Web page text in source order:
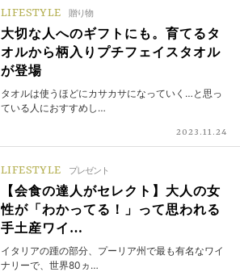
LIFESTYLE 贈り物
大切な人へのギフトにも。育てるタ
オルから柄入りプチフェイスタオル
が登場
タオルは使うほどにカサカサになっていく…と思っ
ている人におすすめし…
2023.11.24
LIFESTYLE プレゼント
【会食の達人がセレクト】大人の女
性が「わかってる！」って思われる
手土産ワイ…
イタリアの踵の部分、プーリア州で最も有名なワイ
ナリーで、世界80ヵ…